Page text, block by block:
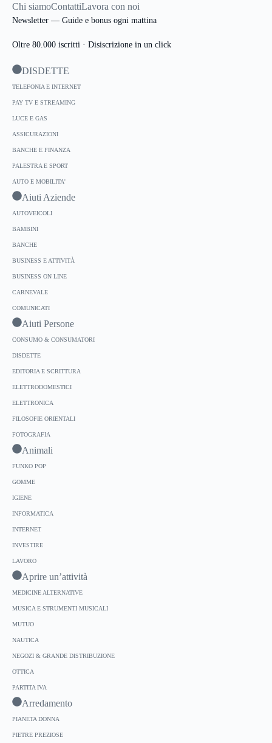
Chi siamoContattiLavora con noi
Newsletter — Guide e bonus ogni mattina
Oltre 80.000 iscritti · Disiscrizione in un click
DISDETTE
TELEFONIA E INTERNET
PAY TV E STREAMING
LUCE E GAS
ASSICURAZIONI
BANCHE E FINANZA
PALESTRA E SPORT
AUTO E MOBILITA'
Aiuti Aziende
AUTOVEICOLI
BAMBINI
BANCHE
BUSINESS E ATTIVITÀ
BUSINESS ON LINE
CARNEVALE
COMUNICATI
Aiuti Persone
CONSUMO & CONSUMATORI
DISDETTE
EDITORIA E SCRITTURA
ELETTRODOMESTICI
ELETTRONICA
FILOSOFIE ORIENTALI
FOTOGRAFIA
Animali
FUNKO POP
GOMME
IGIENE
INFORMATICA
INTERNET
INVESTIRE
LAVORO
Aprire un’attività
MEDICINE ALTERNATIVE
MUSICA E STRUMENTI MUSICALI
MUTUO
NAUTICA
NEGOZI & GRANDE DISTRIBUZIONE
OTTICA
PARTITA IVA
Arredamento
PIANETA DONNA
PIETRE PREZIOSE